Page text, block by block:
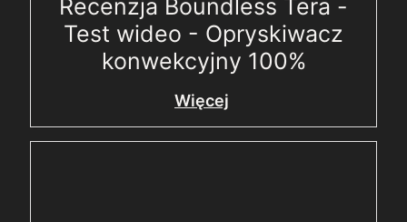
Recenzja Boundless Tera -
Test wideo - Opryskiwacz
konwekcyjny 100%
Więcej